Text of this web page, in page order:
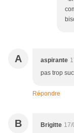
A aspirante
pas trop
Répondre
B Brigitte